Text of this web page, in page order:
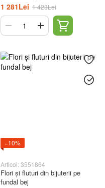
1 281Lei 1 423Lei
−10%
Articol: 3551864
Flori și fluturi din bijuterii pe
fundal bej